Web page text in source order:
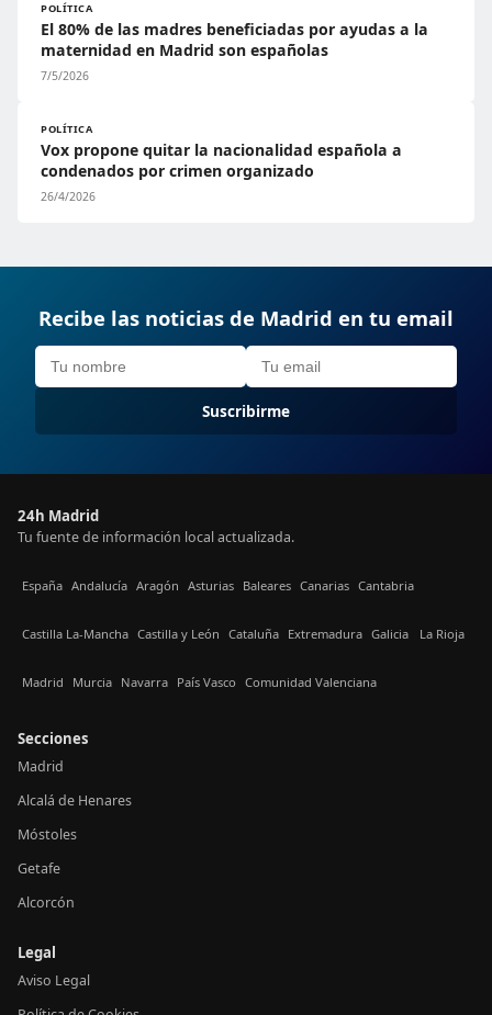
POLÍTICA
El 80% de las madres beneficiadas por ayudas a la
maternidad en Madrid son españolas
7/5/2026
POLÍTICA
Vox propone quitar la nacionalidad española a
condenados por crimen organizado
26/4/2026
Recibe las noticias de Madrid en tu email
Suscribirme
24h Madrid
Tu fuente de información local actualizada.
España Andalucía Aragón Asturias Baleares Canarias Cantabria
Castilla La-Mancha Castilla y León Cataluña Extremadura Galicia La Rioja
Madrid Murcia Navarra País Vasco Comunidad Valenciana
Secciones
Madrid
Alcalá de Henares
Móstoles
Getafe
Alcorcón
Legal
Aviso Legal